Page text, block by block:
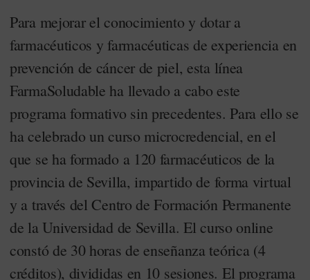
Para mejorar el conocimiento y dotar a
farmacéuticos y farmacéuticas de experiencia en
prevención de cáncer de piel, esta línea
FarmaSoludable ha llevado a cabo este
programa formativo sin precedentes. Para ello se
ha celebrado un curso microcredencial, en el
que se ha formado a 120 farmacéuticos de la
provincia de Sevilla, impartido de forma virtual
y a través del Centro de Formación Permanente
de la Universidad de Sevilla. El curso online
constó de 30 horas de enseñanza teórica (4
créditos), divididas en 10 sesiones. El programa